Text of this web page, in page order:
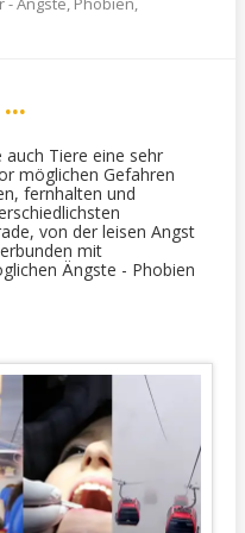
Tiere eine sehr
möglichen Gefahren
fernhalten und
von der leisen Angst
mit
Ängste - Phobien